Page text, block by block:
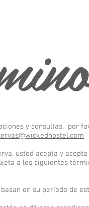
y consultas, por
usted acepta y
a los siguientes
en su período de